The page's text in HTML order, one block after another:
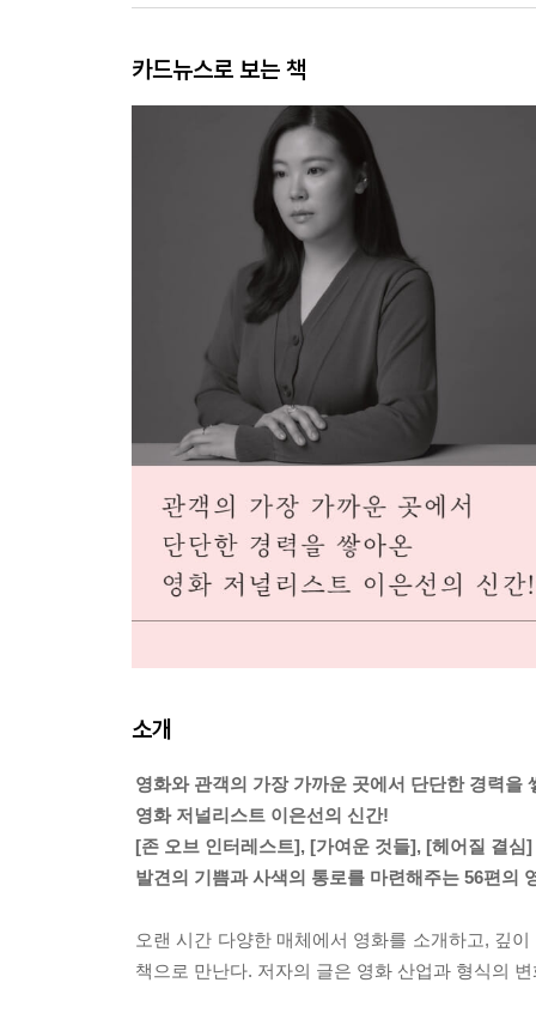
카드뉴스로 보는 책
소개
영화와 관객의 가장 가까운 곳에서 단단한 경력을
영화 저널리스트 이은선의 신간!
[존 오브 인터레스트], [가여운 것들], [헤어질 결심]
발견의 기쁨과 사색의 통로를 마련해주는 56편의
오랜 시간 다양한 매체에서 영화를 소개하고, 깊
책으로 만난다. 저자의 글은 영화 산업과 형식의